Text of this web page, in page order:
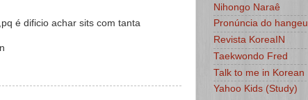
é dificio achar sits com tanta
Nihongo Naraê
Pronúncia do hangeul
Revista KoreaIN
Taekwondo Fred
Talk to me in Korean
Yahoo Kids (Study)